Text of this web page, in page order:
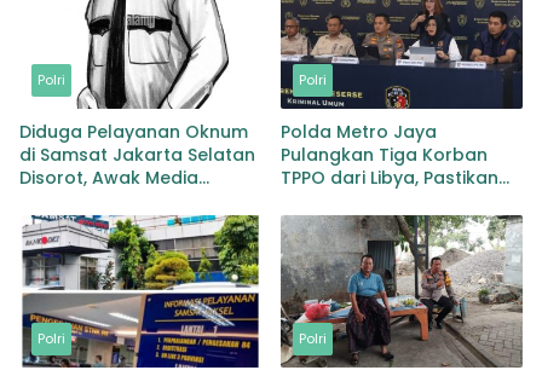
Prananta
Polri
Diduga Pelayanan Oknum
di Samsat Jakarta Selatan
Disorot, Awak Media
Evaluasi
Polri
Polda Metro Jaya
Pulangkan Tiga Korban
TPPO dari Libya, Pastikan
Pemulihan Korban
Polri Polri